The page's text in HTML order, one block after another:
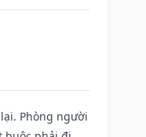
Phòng người